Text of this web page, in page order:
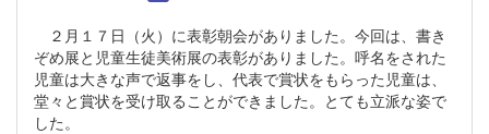
２月１７日（火）に表彰朝会がありました。今回は、書き
ぞめ展と児童生徒美術展の表彰がありました。呼名をされた
児童は大きな声で返事をし、代表で賞状をもらった児童は、
堂々と賞状を受け取ることができました。とても立派な姿で
した。